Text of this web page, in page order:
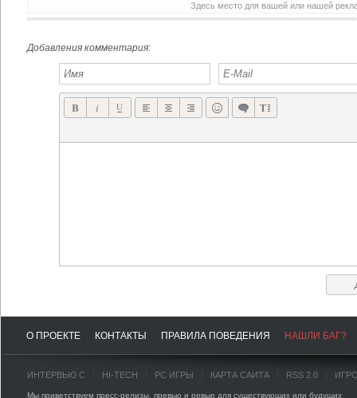
Здесь место для вашей или нашей
Добавления комментария:
О ПРОЕКТЕ КОНТАКТЫ ПРАВИЛА ПОВЕДЕНИЯ НАШЛИ БАГ?
ИНТЕРВЬЮ С HI-TECH PC ИГРЫ КАРТА САЙТА RSS 2.0
Мы приветствуем пресс-релизы, превью и ревью для существующих или будущих